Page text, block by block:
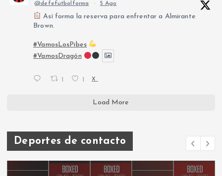
@defefutbolforma · 5 Ago
Así forma la reserva para enfrentar a Almirante
Brown.
#VamosLosPibes
#VamosDragón
1 1 X
Load More
Deportes de contacto